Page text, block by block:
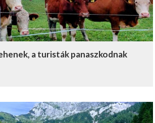
a turisták panaszkodnak